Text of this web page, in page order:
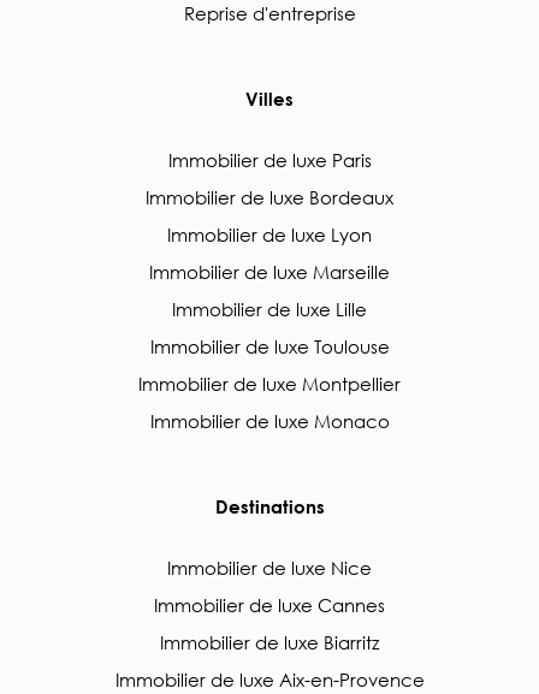
Reprise d'entreprise
Villes
Immobilier de luxe Paris
Immobilier de luxe Bordeaux
Immobilier de luxe Lyon
Immobilier de luxe Marseille
Immobilier de luxe Lille
Immobilier de luxe Toulouse
Immobilier de luxe Montpellier
Immobilier de luxe Monaco
Destinations
Immobilier de luxe Nice
Immobilier de luxe Cannes
Immobilier de luxe Biarritz
Immobilier de luxe Aix-en-Provence